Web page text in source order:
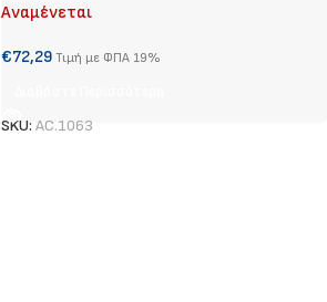
Αναμένεται
€72,29 Τιμή με ΦΠΑ 19%
SKU: AC.1063